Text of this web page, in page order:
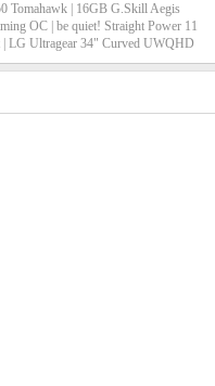
Tomahawk | 16GB G.Skill Aegis
OC | be quiet! Straight Power 11
| LG Ultragear 34" Curved UWQHD